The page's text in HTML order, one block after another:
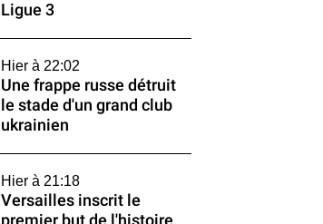
Ligue 3
Hier à 22:02
Une frappe russe détruit
le stade d'un grand club
ukrainien
Hier à 21:18
Versailles inscrit le
premier but de l'histoire